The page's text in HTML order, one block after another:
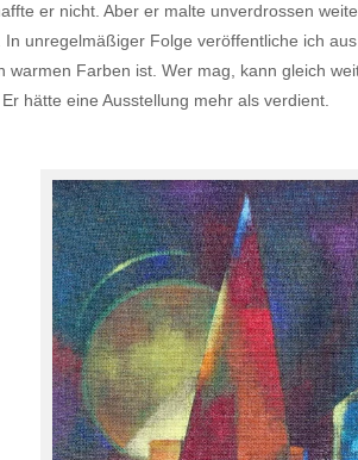
er nicht. Aber er malte unverdrossen
unregelmäßiger Folge veröffentliche ich
warmen Farben ist. Wer mag, kann gleich
hätte eine Ausstellung mehr als verdient.